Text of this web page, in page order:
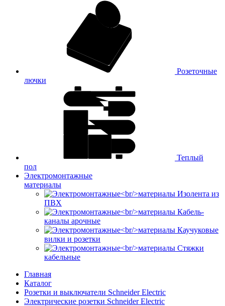
Розеточные
лючки
Теплый
пол
Электромонтажные
материалы
Изолента из
ПВХ
Кабель-
каналы арочные
Каучуковые
вилки и розетки
Стяжки
кабельные
Главная
Каталог
Розетки и выключатели Schneider Electric
Электрические розетки Schneider Electric